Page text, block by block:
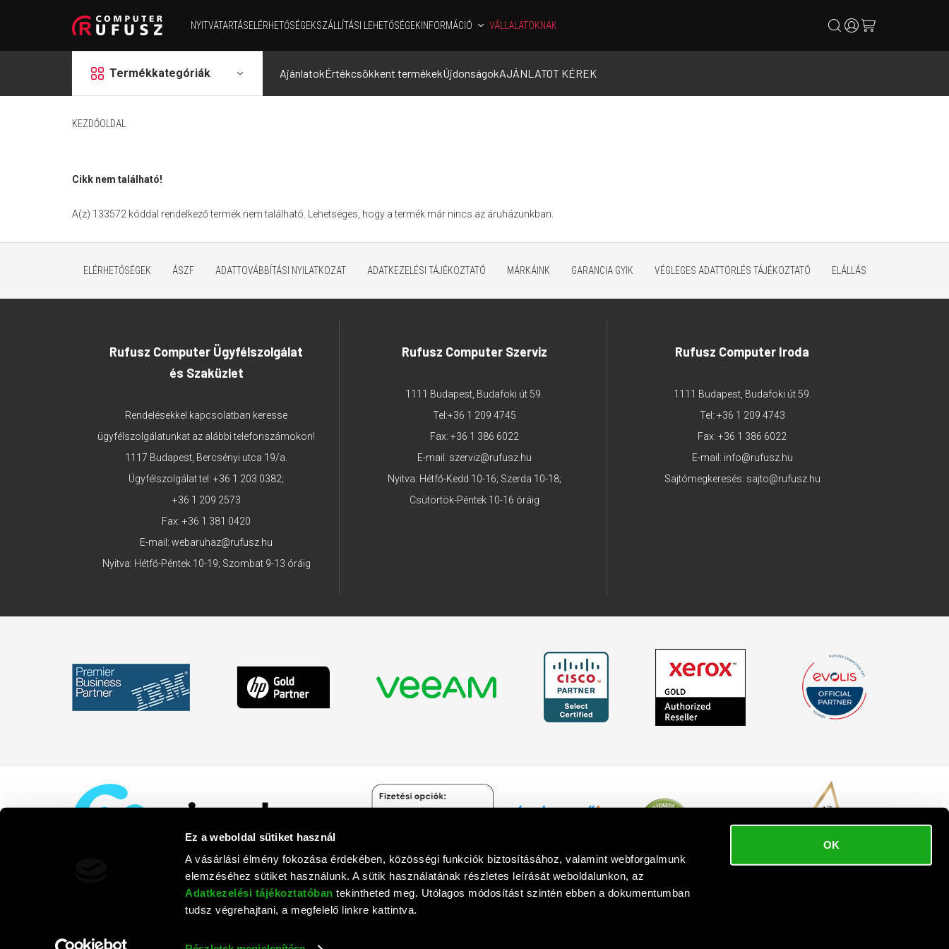
Ez a weboldal sütiket használ
A vásárlási élmény fokozása érdekében, közösségi funkciók biztosításához, valamint webforgalmunk
elemzéséhez sütiket használunk. A sütik használatának részletes leírását weboldalunkon, az
Adatkezelési tájékoztatóban tekintheted meg. Utólagos módosítást szintén ebben a dokumentumban
tudsz végrehajtani, a megfelelő linkre kattintva.
OK
NYITVATARTÁSELÉRHETŐSÉGEKSZÁLLÍTÁSI LEHETŐSÉGEKINFORMÁCIÓ VÁLLALATOKNAK search usercart
grid Termékkategóriák AjánlatokÉrtékcsökkent termékekÚjdonságokAJÁNLATOT KÉREK
KEZDŐOLDAL
Cikk nem található!
A(z) 133572 kóddal rendelkező termék nem található. Lehetséges, hogy a termék már nincs az áruházunkban.
ELÉRHETŐSÉGEK ÁSZF ADATTOVÁBBÍTÁSI NYILATKOZAT ADATKEZELÉSI TÁJÉKOZTATÓ MÁRKÁINK GARANCIA GYIK VÉGLEGES ADATTÖRLÉS TÁJÉKOZTATÓ ELÁLLÁS
Rufusz Computer Ügyfélszolgálat
és Szaküzlet
Rendelésekkel kapcsolatban keresse
ügyfélszolgálatunkat az alábbi telefonszámokon!
1117 Budapest, Bercsényi utca 19/a.
Ügyfélszolgálat tel:+36 1 203 0382;
+36 1 209 2573
Fax: +36 1 381 0420
E-mail:webaruhaz@rufusz.hu
Nyitva: Hétfő-Péntek 10-19; Szombat 9-13 óráig
Rufusz Computer Szerviz
1111 Budapest, Budafoki út 59.
Tel:+36 1 209 4745
Fax: +36 1 386 6022
E-mail: szerviz@rufusz.hu
Nyitva: Hétfő-Kedd 10-16; Szerda 10-18;
Csütörtök-Péntek 10-16 óráig
Rufusz Computer Iroda
1111 Budapest, Budafoki út 59.
Tel: +36 1 209 4743
Fax: +36 1 386 6022
E-mail: info@rufusz.hu
Sajtómegkeresés: sajto@rufusz.hu
Rufusz Computer Informatika Zrt. © 1992 - 2018. Minden jog fenntartva. All rights reserved.